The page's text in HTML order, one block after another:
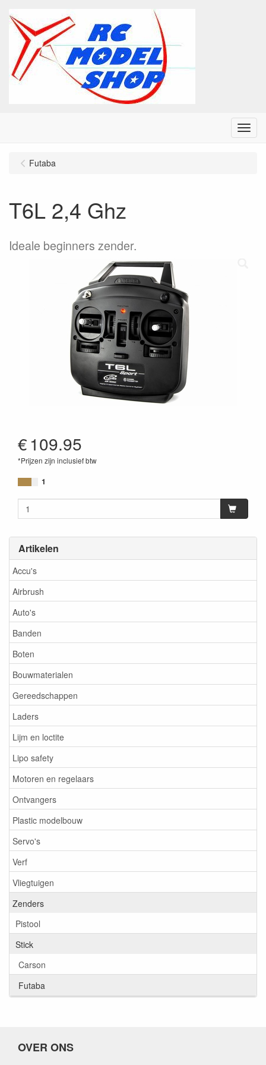
Menu
Artikelen
Accu's
Airbrush
Auto's
Banden
Boten
Bouwmaterialen
Gereedschappen
Laders
Lijm en loctite
Lipo safety
Motoren en regelaars
Ontvangers
Plastic modelbouw
Servo's
Verf
Vliegtuigen
Zenders
Pistool
Stick
Carson
Futaba
Futaba
T6L 2,4 Ghz
Ideale beginners zender.
€109.95
*Prijzen zijn inclusief btw
1
OVER ONS